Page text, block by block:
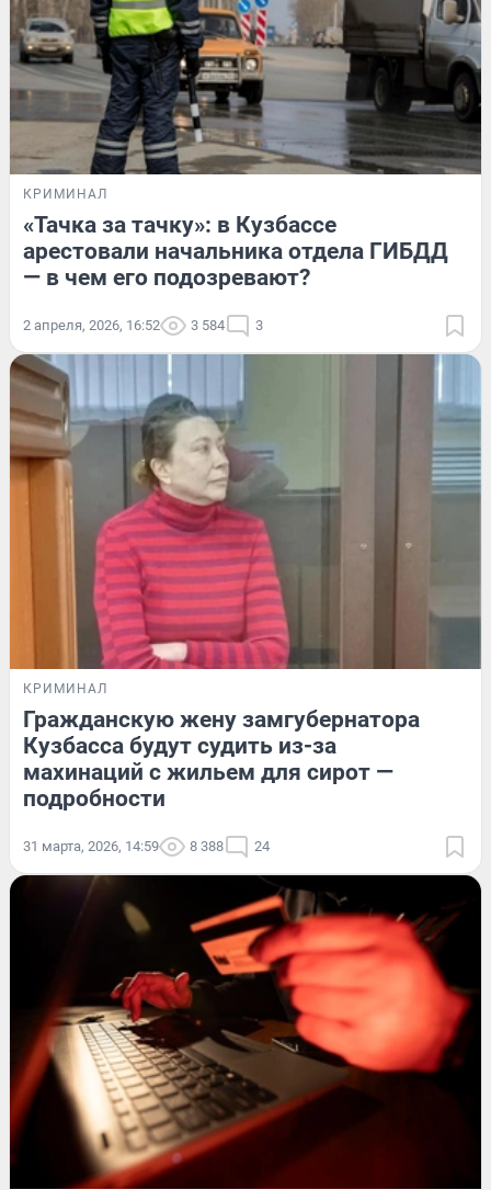
КРИМИНАЛ
«Тачка за тачку»: в Кузбассе
арестовали начальника отдела ГИБДД
— в чем его подозревают?
2 апреля, 2026, 16:52 3 584 3
КРИМИНАЛ
Гражданскую жену замгубернатора
Кузбасса будут судить из-за
махинаций с жильем для сирот —
подробности
31 марта, 2026, 14:59 8 388 24